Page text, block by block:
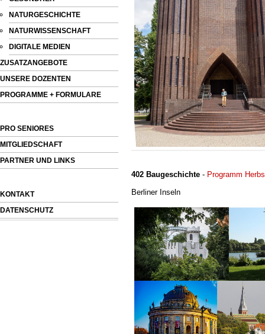
NATURGESCHICHTE
NATURWISSENSCHAFT
DIGITALE MEDIEN
ZUSATZANGEBOTE
UNSERE DOZENTEN
PROGRAMME + FORMULARE
PRO SENIORES
MITGLIEDSCHAFT
PARTNER UND LINKS
KONTAKT
DATENSCHUTZ
402 Baugeschichte - Programm
Berliner Inseln